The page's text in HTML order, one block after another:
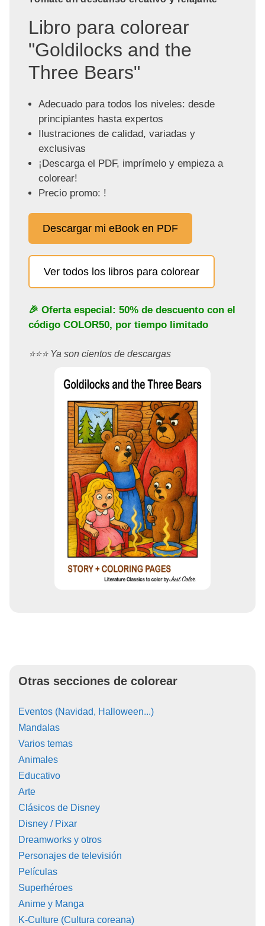
Libro para colorear
"Goldilocks and the
Three Bears"
Adecuado para todos los niveles: desde
principiantes hasta expertos
Ilustraciones de calidad, variadas y
exclusivas
¡Descarga el PDF, imprímelo y empieza a
colorear!
Precio promo: !
Descargar mi eBook en PDF
Ver todos los libros para colorear
🎉 Oferta especial: 50% de descuento con el
código COLOR50, por tiempo limitado
⭐️⭐️⭐️ Ya son cientos de descargas
Otras secciones de colorear
Eventos (Navidad, Halloween...)
Mandalas
Varios temas
Animales
Educativo
Arte
Clásicos de Disney
Disney / Pixar
Dreamworks y otros
Personajes de televisión
Películas
Superhéroes
Anime y Manga
K-Culture (Cultura coreana)